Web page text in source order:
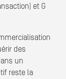
et G
des
un
reste la